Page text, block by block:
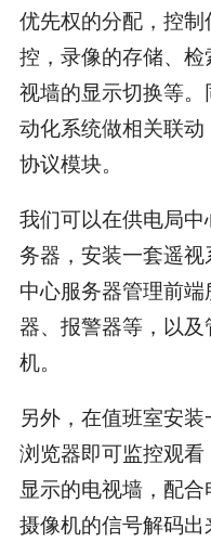
优先权的分配，控
控，录像的存储、
视墙的显示切换等
动化系统做相关联
协议模块。
我们可以在供电局
务器，安装一套遥视
中心服务器管理前
器、报警器等，以
机。
另外，在值班室安
浏览器即可监控观
显示的电视墙，配
摄像机的信号解码